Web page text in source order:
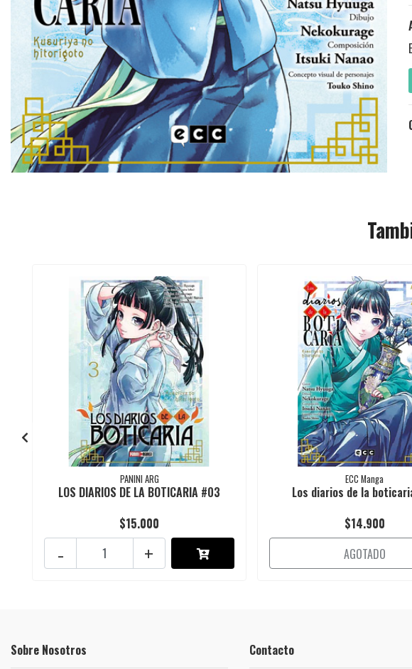
PANINI ARG
LOS DIARIOS DE LA BOTICARIA #03
$15.000
+
-
ECC Manga
Los diarios de la
$14.900
AGOTADO
Sobre Nosotros Contacto